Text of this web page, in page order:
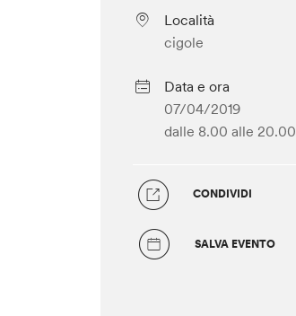
Località
cigole
Data e ora
07/04/2019
dalle 8.00 alle 20.00
CONDIVIDI
SALVA EVENTO